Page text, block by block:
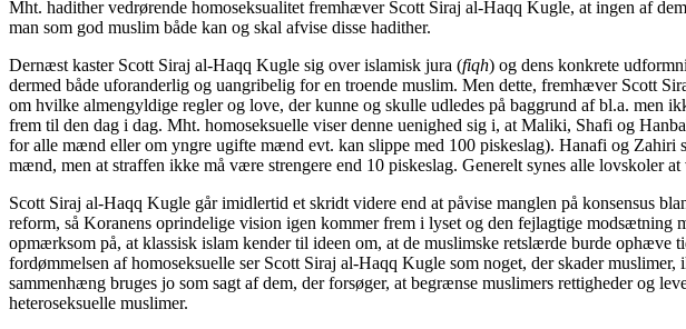
Mht. hadither vedrørende homoseksualitet fremhæver Scott Siraj al-Haqq Kugle, at ingen af
man som god muslim både kan og skal afvise disse hadither.
Dernæst kaster Scott Siraj al-Haqq Kugle sig over islamisk jura (fiqh) og dens konkrete
dermed både uforanderlig og uangribelig for en troende muslim. Men dette, fremhæver Scott
om hvilke almengyldige regler og love, der kunne og skulle udledes på baggrund af bl.a. men
frem til den dag i dag. Mht. homoseksuelle viser denne uenighed sig i, at Maliki, Shafi og
for alle mænd eller om yngre ugifte mænd evt. kan slippe med 100 piskeslag). Hanafi og Zahiri
mænd, men at straffen ikke må være strengere end 10 piskeslag. Generelt synes alle lovskoler
Scott Siraj al-Haqq Kugle går imidlertid et skridt videre end at påvise manglen på konsensus
reform, så Koranens oprindelige vision igen kommer frem i lyset og den fejlagtige modsætning
opmærksom på, at klassisk islam kender til ideen om, at de muslimske retslærde burde ophæve
fordømmelsen af homoseksuelle ser Scott Siraj al-Haqq Kugle som noget, der skader
sammenhæng bruges jo som sagt af dem, der forsøger, at begrænse muslimers rettigheder og
heteroseksuelle muslimer.